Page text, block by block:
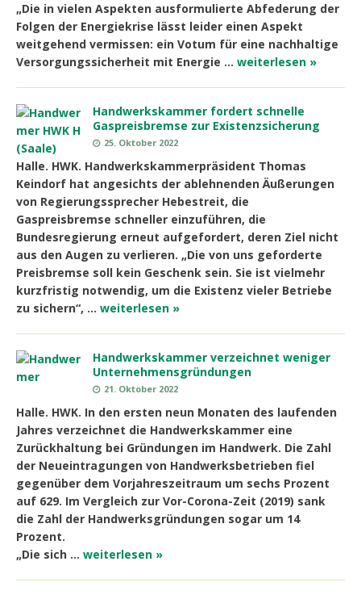
„Die in vielen Aspekten ausformulierte Abfederung der
Folgen der Energiekrise lässt leider einen Aspekt
weitgehend vermissen: ein Votum für eine nachhaltige
Versorgungssicherheit mit Energie … weiterlesen »
Handwerkskammer fordert schnelle
Gaspreisbremse zur Existenzsicherung
25. Oktober 2022
Halle. HWK. Handwerkskammerpräsident Thomas
Keindorf hat angesichts der ablehnenden Äußerungen
von Regierungssprecher Hebestreit, die
Gaspreisbremse schneller einzuführen, die
Bundesregierung erneut aufgefordert, deren Ziel nicht
aus den Augen zu verlieren. „Die von uns geforderte
Preisbremse soll kein Geschenk sein. Sie ist vielmehr
kurzfristig notwendig, um die Existenz vieler Betriebe
zu sichern“, … weiterlesen »
Handwerkskammer verzeichnet weniger
Unternehmensgründungen
21. Oktober 2022
Halle. HWK. In den ersten neun Monaten des laufenden
Jahres verzeichnet die Handwerkskammer eine
Zurückhaltung bei Gründungen im Handwerk. Die Zahl
der Neueintragungen von Handwerksbetrieben fiel
gegenüber dem Vorjahreszeitraum um sechs Prozent
auf 629. Im Vergleich zur Vor-Corona-Zeit (2019) sank
die Zahl der Handwerksgründungen sogar um 14
Prozent.
„Die sich … weiterlesen »